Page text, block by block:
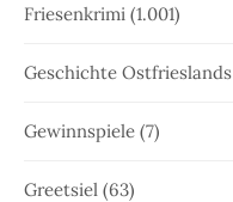
Friesenkrimi (1.001)
Geschichte Ostfrieslands
Gewinnspiele (7)
Greetsiel (63)